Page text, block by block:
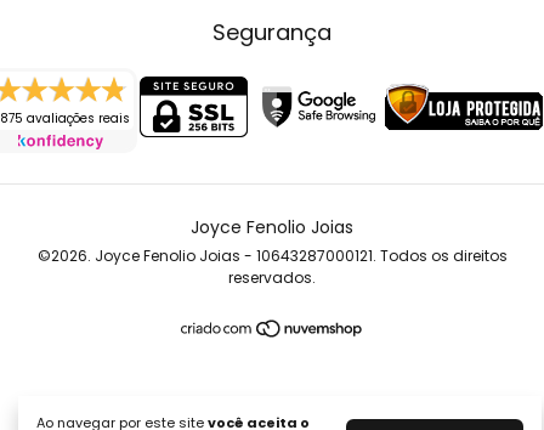
Ao navegar por este sitevocê aceita o
Segurança
avaliações reais
Joyce Fenolio Joias
©2026. Joyce Fenolio Joias - 10643287000121. Todos os direitos
reservados.